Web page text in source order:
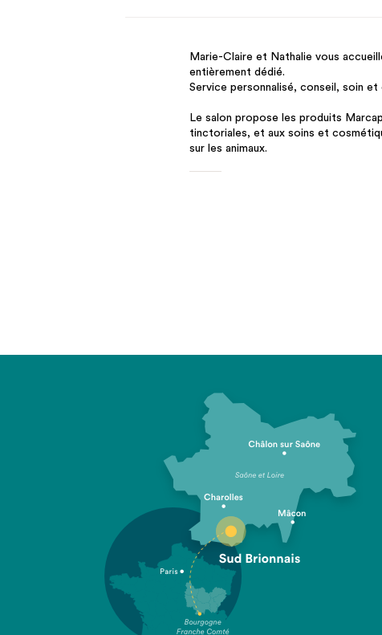
Marie-Claire et Nathalie vous
entièrement dédié.
Service personnalisé, conseil, soin et
Le salon propose les produits
tinctoriales, et aux soins et
sur les animaux.